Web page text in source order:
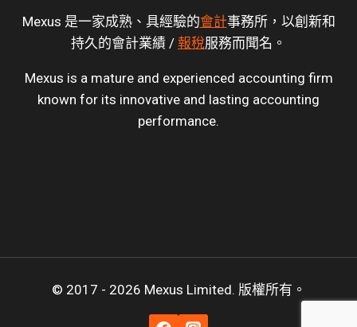
Mexus 是一家成熟、具經驗的會計事務所，以創新和
持久的會計業績 / 報稅服務而聞名。
Mexus is a mature and experienced accounting firm
known for its innovative and lasting accounting
performance.
© 2017 - 2026 Mexus Limited. 版權所有。